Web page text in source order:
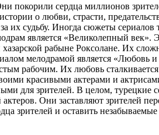
покорили сердца миллионов
о любви, страсти,
их судьбу. Иногда сюжеты
является «Великолепный век».
рабыне Роксолане. Их
мелодрамой является «Любовь
рабочим. Их любовь
красивыми актерами и
для зрителей. В целом,
Они заставляют зрителей
зрителей и оставить незабываемые